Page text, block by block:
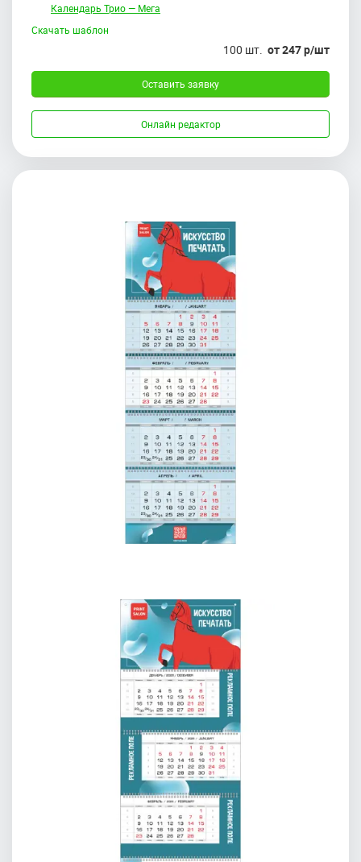
Календарь Трио — Мега
Скачать шаблон
100 шт. от 247 р/шт
Оставить заявку
Онлайн редактор